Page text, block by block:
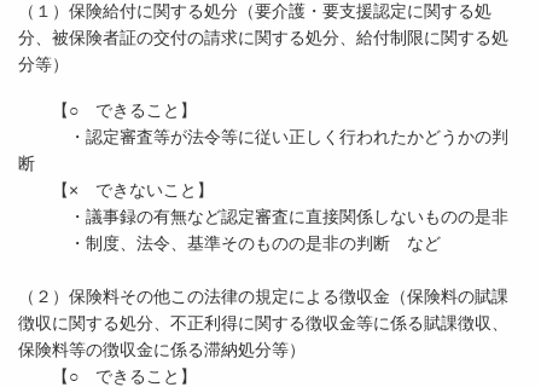
（１）保険給付に関する処分（要介護・要支援認定に関する処
分、被保険者証の交付の請求に関する処分、給付制限に関する処
分等）
【○ できること】
・認定審査等が法令等に従い正しく行われたかどうかの判
断
【× できないこと】
・議事録の有無など認定審査に直接関係しないものの是非
・制度、法令、基準そのものの是非の判断 など
（２）保険料その他この法律の規定による徴収金（保険料の賦課
徴収に関する処分、不正利得に関する徴収金等に係る賦課徴収、
保険料等の徴収金に係る滞納処分等）
【○ できること】